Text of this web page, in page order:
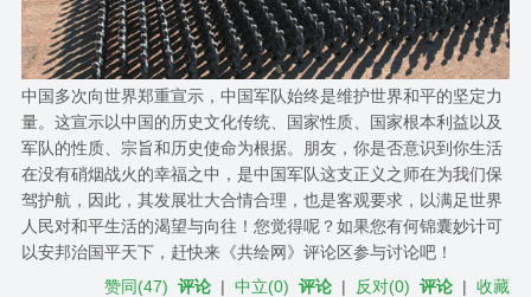
中国多次向世界郑重宣示，中国军队始终是维护世界和平的坚定力
量。这宣示以中国的历史文化传统、国家性质、国家根本利益以及
军队的性质、宗旨和历史使命为根据。朋友，你是否意识到你生活
在没有硝烟战火的幸福之中，是中国军队这支正义之师在为我们保
驾护航，因此，其发展壮大合情合理，也是客观要求，以满足世界
人民对和平生活的渴望与向往！您觉得呢？如果您有何锦囊妙计可
以安邦治国平天下，赶快来《共绘网》评论区参与讨论吧！
赞同(47) 评论 |中立(0) 评论 | 反对(0) 评论 |收藏